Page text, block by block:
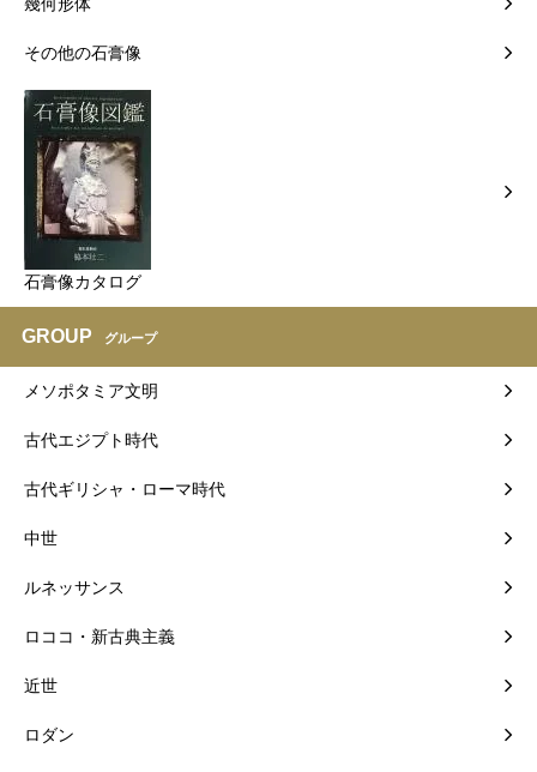
その他の石膏像
石膏像カタログ
GROUP グループ
メソポタミア文明
古代エジプト時代
古代ギリシャ・ローマ時代
中世
ルネッサンス
ロココ・新古典主義
近世
ロダン